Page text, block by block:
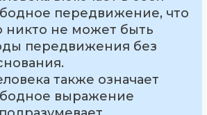
передвижение, что
никто не может быть
передвижения без
также означает
выражение